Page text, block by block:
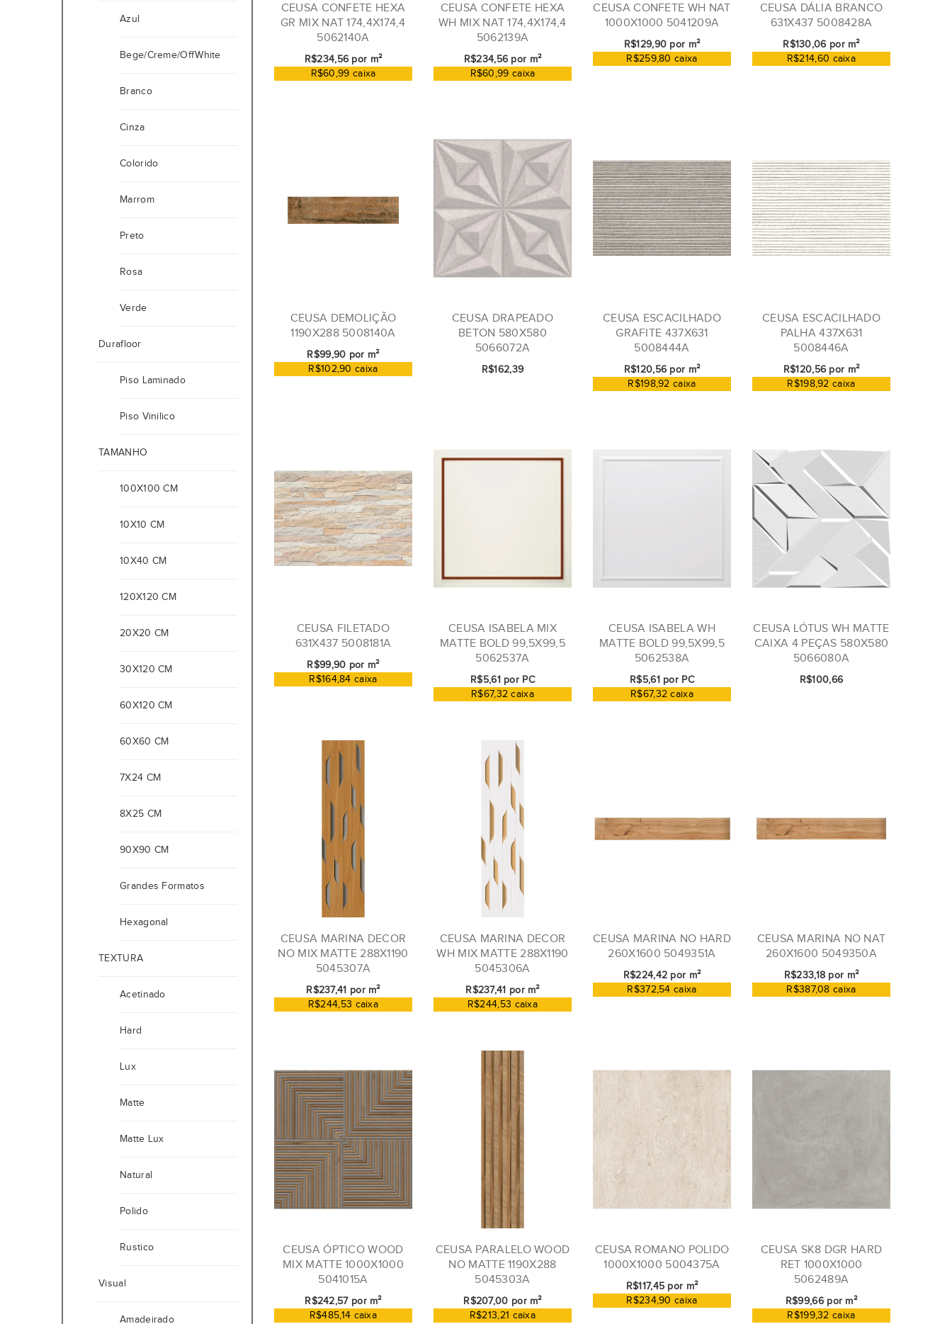
Azul
Bege/Creme/OffWhite
Branco
Cinza
Colorido
Marrom
Preto
Rosa
Verde
Durafloor
Piso Laminado
Piso Vinilico
TAMANHO
100X100 CM
10X10 CM
10X40 CM
120X120 CM
20X20 CM
30X120 CM
60X120 CM
60X60 CM
7X24 CM
8X25 CM
90X90 CM
Grandes Formatos
Hexagonal
TEXTURA
Acetinado
Hard
Lux
Matte
Matte Lux
Natural
Polido
Rustico
Visual
Amadeirado
CEUSA CONFETE HEXA
GR MIX NAT 174,4X174,4
5062140A
R$234,56 por m²
R$60,99 caixa
CEUSA CONFETE HEXA
WH MIX NAT 174,4X174,4
5062139A
R$234,56 por m²
R$60,99 caixa
CEUSA CONFETE WH NAT
1000X1000 5041209A
R$129,90 por m²
R$259,80 caixa
CEUSA DÁLIA BRANCO
631X437 5008428A
R$130,06 por m²
R$214,60 caixa
CEUSA DEMOLIÇÃO
1190X288 5008140A
R$99,90 por m²
R$102,90 caixa
CEUSA DRAPEADO
BETON 580X580
5066072A
R$162,39
CEUSA ESCACILHADO
GRAFITE 437X631
5008444A
R$120,56 por m²
R$198,92 caixa
CEUSA ESCACILHADO
PALHA 437X631
5008446A
R$120,56 por m²
R$198,92 caixa
CEUSA FILETADO
631X437 5008181A
R$99,90 por m²
R$164,84 caixa
CEUSA ISABELA MIX
MATTE BOLD 99,5X99,5
5062537A
R$5,61 por PC
R$67,32 caixa
CEUSA ISABELA WH
MATTE BOLD 99,5X99,5
5062538A
R$5,61 por PC
R$67,32 caixa
CEUSA LÓTUS WH MATTE
CAIXA 4 PEÇAS 580X580
5066080A
R$100,66
CEUSA MARINA DECOR
NO MIX MATTE 288X1190
5045307A
R$237,41 por m²
R$244,53 caixa
CEUSA MARINA DECOR
WH MIX MATTE 288X1190
5045306A
R$237,41 por m²
R$244,53 caixa
CEUSA MARINA NO HARD
260X1600 5049351A
R$224,42 por m²
R$372,54 caixa
CEUSA MARINA NO NAT
260X1600 5049350A
R$233,18 por m²
R$387,08 caixa
CEUSA ÓPTICO WOOD
MIX MATTE 1000X1000
5041015A
R$242,57 por m²
R$485,14 caixa
CEUSA PARALELO WOOD
NO MATTE 1190X288
5045303A
R$207,00 por m²
R$213,21 caixa
CEUSA ROMANO POLIDO
1000X1000 5004375A
R$117,45 por m²
R$234,90 caixa
CEUSA SK8 DGR HARD
RET 1000X1000
5062489A
R$99,66 por m²
R$199,32 caixa